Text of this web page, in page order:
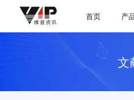
首页 产
文